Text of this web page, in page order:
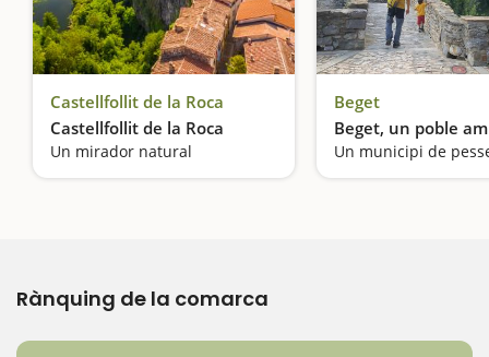
Castellfollit de la Roca
Castellfollit de la Roca
Un mirador natural
Beget
Beget, un poble
Un municipi de
Rànquing de la comarca